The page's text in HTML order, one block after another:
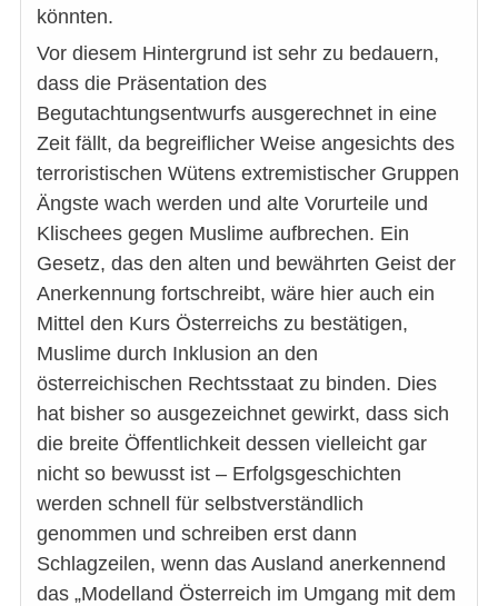
könnten.
Vor diesem Hintergrund ist sehr zu bedauern,
dass die Präsentation des
Begutachtungsentwurfs ausgerechnet in eine
Zeit fällt, da begreiflicher Weise angesichts des
terroristischen Wütens extremistischer Gruppen
Ängste wach werden und alte Vorurteile und
Klischees gegen Muslime aufbrechen. Ein
Gesetz, das den alten und bewährten Geist der
Anerkennung fortschreibt, wäre hier auch ein
Mittel den Kurs Österreichs zu bestätigen,
Muslime durch Inklusion an den
österreichischen Rechtsstaat zu binden. Dies
hat bisher so ausgezeichnet gewirkt, dass sich
die breite Öffentlichkeit dessen vielleicht gar
nicht so bewusst ist – Erfolgsgeschichten
werden schnell für selbstverständlich
genommen und schreiben erst dann
Schlagzeilen, wenn das Ausland anerkennend
das „Modelland Österreich im Umgang mit dem